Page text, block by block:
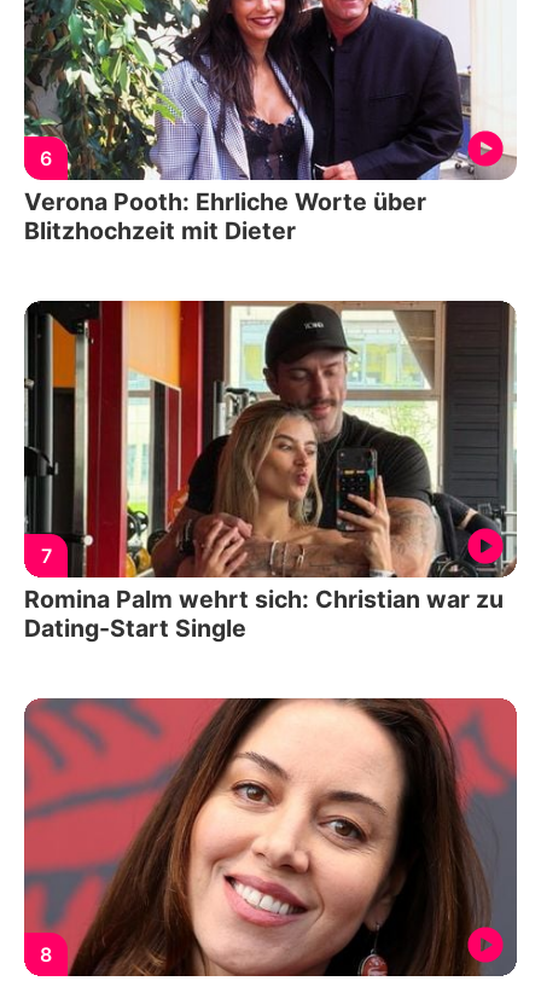
6
Verona Pooth: Ehrliche Worte über
Blitzhochzeit mit Dieter
7
Romina Palm wehrt sich: Christian war zu
Dating-Start Single
8